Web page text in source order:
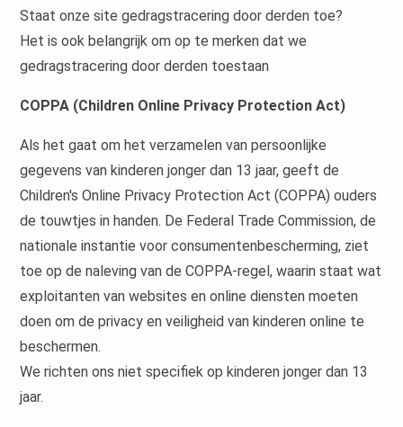
Staat onze site gedragstracering door derden toe?
Het is ook belangrijk om op te merken dat we
gedragstracering door derden toestaan
COPPA (Children Online Privacy Protection Act)
Als het gaat om het verzamelen van persoonlijke
gegevens van kinderen jonger dan 13 jaar, geeft de
Children's Online Privacy Protection Act (COPPA) ouders
de touwtjes in handen. De Federal Trade Commission, de
nationale instantie voor consumentenbescherming, ziet
toe op de naleving van de COPPA-regel, waarin staat wat
exploitanten van websites en online diensten moeten
doen om de privacy en veiligheid van kinderen online te
beschermen.
We richten ons niet specifiek op kinderen jonger dan 13
jaar.